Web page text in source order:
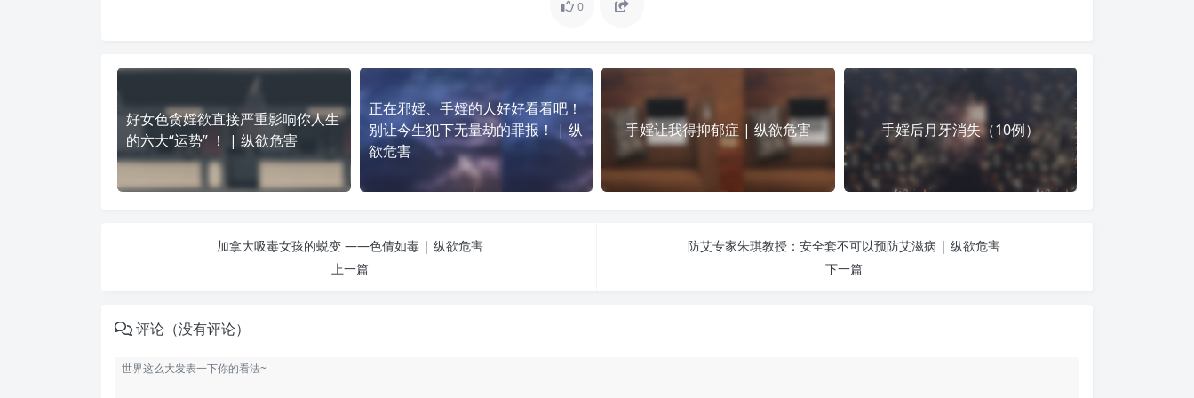
0
好女色贪婬欲直接严重影响你人生
的六大“运势” ！ | 纵欲危害
正在邪婬、手婬的人好好看看吧！
别让今生犯下无量劫的罪报！ | 纵
欲危害
手婬让我得抑郁症 | 纵欲危害 手婬后月牙消失（10例）
加拿大吸毒女孩的蜕变 ——色倩如毒 | 纵欲危害
上一篇
防艾专家朱琪教授：安全套不可以预防艾滋病 | 纵欲危害
下一篇
评论（没有评论）